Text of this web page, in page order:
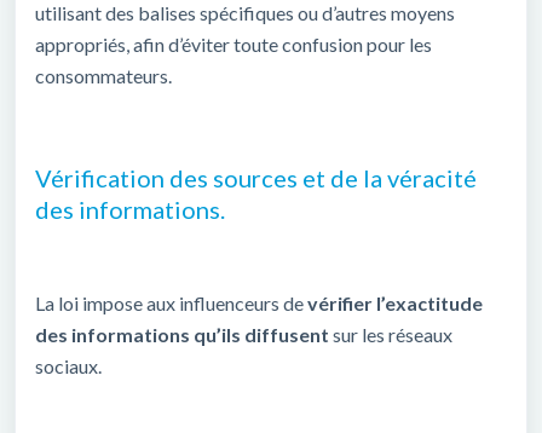
utilisant des balises spécifiques ou d’autres moyens
appropriés, afin d’éviter toute confusion pour les
consommateurs.
Vérification des sources et de la véracité
des informations.
La loi impose aux influenceurs devérifier l’exactitude
des informations qu’ils diffusent sur les réseaux
sociaux.